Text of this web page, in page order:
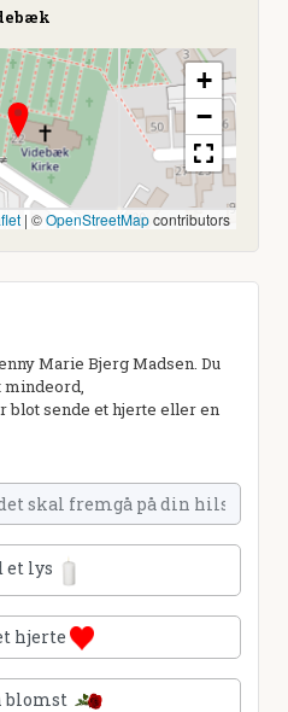
+
−
| ©OpenStreetMapcontributors
Marie Bjerg Madsen. Du
sende et hjerte eller en
et lys
hjerte
blomst